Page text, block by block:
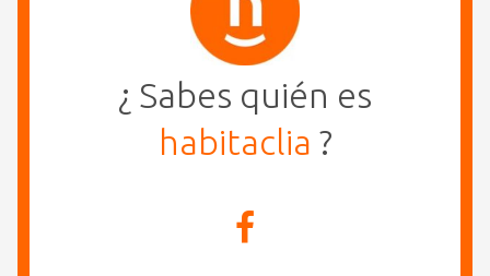
¿ Sabes quién es
habitaclia ?